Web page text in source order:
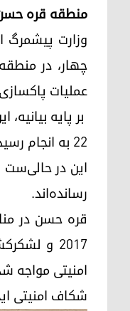
منطقه قره
وزارت پیشمرگ
چهار، در
عملیات
بر پایه
٢٢ به انجام رسیده است.
این در
رسانده‌اند.
٢٠١٧ و
امنیتی مواجه
شکاف امنیتی